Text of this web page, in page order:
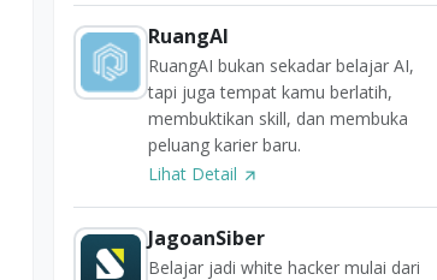
RuangAI
RuangAI bukan sekadar belajar AI,
tapi juga tempat kamu berlatih,
membuktikan skill, dan membuka
peluang karier baru.
Lihat Detail
JagoanSiber
Belajar jadi white hacker mulai dari